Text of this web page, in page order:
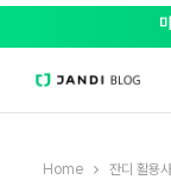
Home 잔디 활용